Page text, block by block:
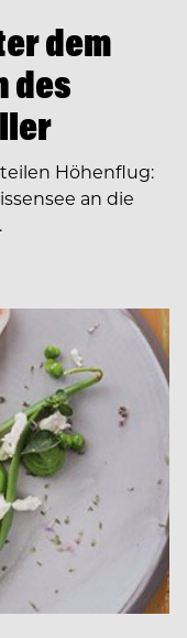
dem
des
Höhenflug:
an die